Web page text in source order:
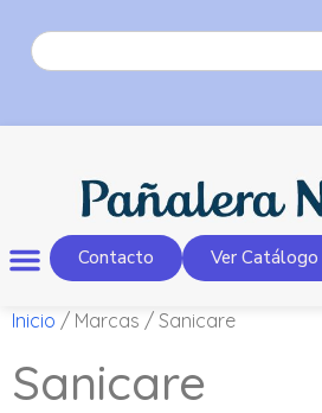
Contacto Ver Catálogo
Inicio / Marcas / Sanicare
Sanicare